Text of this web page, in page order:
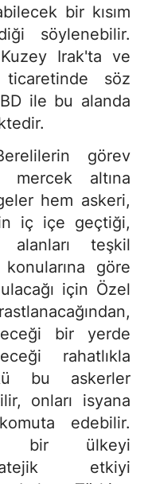
bir kısım
söylenebilir.
Irak'ta ve
ticaretinde söz
ile bu alanda
görev
mercek altına
hem askeri,
iç içe geçtiği,
alanları teşkil
göre
için Özel
bir yerde
rahatlıkla
bu askerler
onları isyana
edebilir.
bir ülkeyi
etkiyi